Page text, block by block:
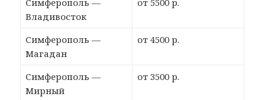
Владивосток
Симферополь —
Магадан
от 4500 р.
Симферополь —
Мирный
от 3500 р.